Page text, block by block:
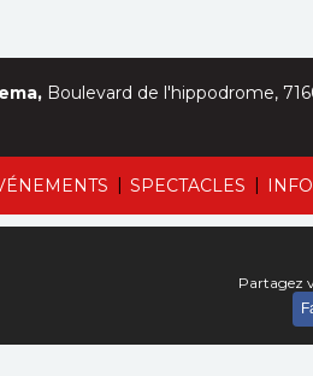
| SPECTACLES |
Boulevard de l'hippodrome,
Partagez